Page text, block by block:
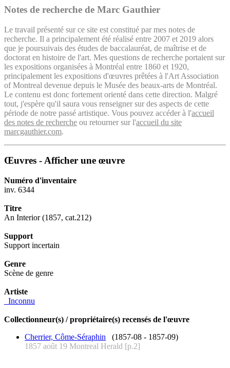
Notes de recherche de Marc Gauthier
Le travail présenté sur ce site est constitué par mes notes de
recherche. Il a principalement été réalisé entre 2007 et 2019 alors
que je poursuivais des études de baccalauréat, de maîtrise et de
doctorat en histoire de l'art. Mes questions de recherche portaient sur
les expositions organisées à Montréal entre 1860 et 1920,
principalement les expositions d'œuvres prêtées à l'Art Association
of Montreal devenue depuis le Musée des beaux-arts de Montréal.
Le contenu est donc fortement orienté dans cette direction. Malgré
tout, j'espère qu'il saura vous renseigner sur des aspects de cette
période de notre passé artistique. Vous pouvez accéder à l'accueil
des notes de recherche ou retourner sur l'accueil du site
marcgauthier.com.
Œuvres - Afficher une œuvre
Numéro d'inventaire
inv. 6344
Titre
An Interior (1857, cat.212)
Support
Support incertain
Genre
Scène de genre
Artiste
_Inconnu
Collectionneur(s) / propriétaire(s) recensés de l'œuvre
Cherrier, Côme-Séraphin (1857-08 - 1857-09)
1857 août 19 Montreal Herald [p.2]